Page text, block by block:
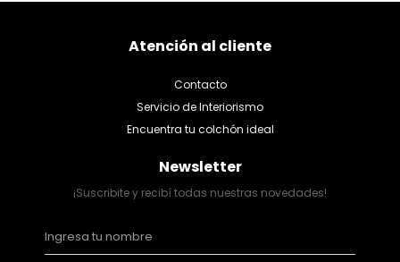
Atención al cliente
Contacto
Servicio de Interiorismo
Encuentra tu colchón ideal
Newsletter
¡Suscribite y recibí todas nuestras novedades!